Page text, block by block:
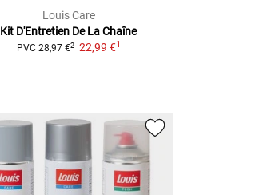
Louis Care
Kit D'Entretien De La Chaîne
PVC 28,97 €2 22,99 €1